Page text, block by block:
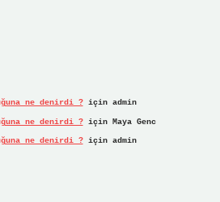
ne denirdi ?için admin
ne denirdi ?için Maya Genc
ne denirdi ?için admin